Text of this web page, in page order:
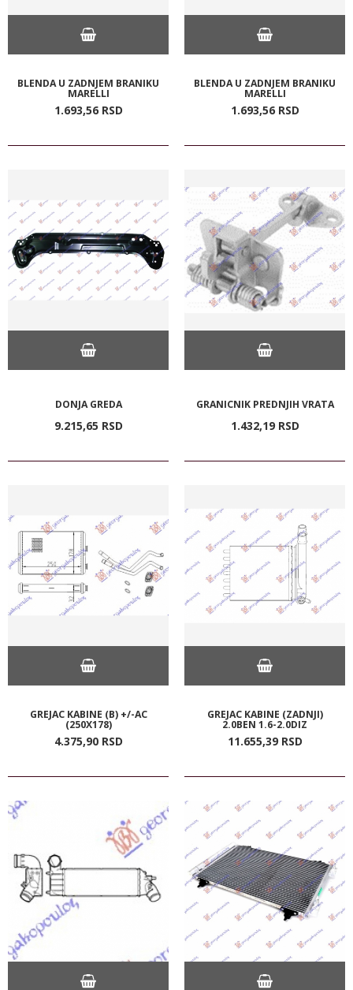
BLENDA U ZADNJEM BRANIKU
MARELLI
1.693,56 RSD
BLENDA U ZADNJEM BRANIKU
MARELLI
1.693,56 RSD
DONJA GREDA
9.215,65 RSD
GRANICNIK PREDNJIH VRATA
1.432,19 RSD
GREJAC KABINE (B) +/-AC
(250X178)
4.375,90 RSD
GREJAC KABINE (ZADNJI)
2.0BEN 1.6-2.0DIZ
11.655,39 RSD